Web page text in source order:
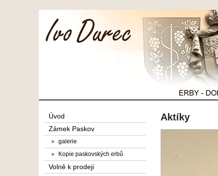
Aktíky
Úvod
Zámek Paskov
galerie
Kopie paskovských erbů
Volně k prodeji